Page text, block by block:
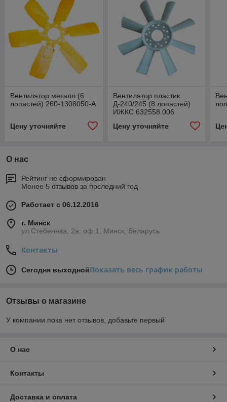
Вентилятор металл (6
лопастей) 260-1308050-А
Цену уточняйте
Вентилятор пластик
Д-240/245 (8 лопастей)
ИЖКС 632558.006
Цену уточняйте
О нас
Рейтинг не сформирован
Менее 5 отзывов за последний год
Работает с 06.12.2016
г. Минск
ул.Стебенева, 2а, оф.1, Минск, Беларусь
Контакты
Сегодня выходнойПоказать весь график работы
Отзывы о магазине
У компании пока нет отзывов, добавьте первый
О нас
Контакты
Доставка и оплата